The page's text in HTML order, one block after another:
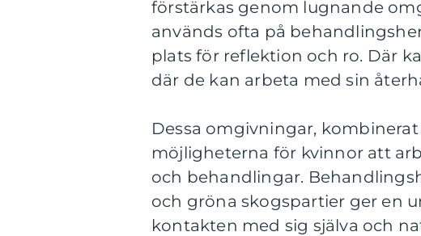
förstärkas genom lugnande
används ofta på
plats för reflektion och ro. Där
där de kan arbeta med sin
Dessa omgivningar,
möjligheterna för kvinnor att
och behandlingar.
och gröna skogspartier ger en
kontakten med sig själva och